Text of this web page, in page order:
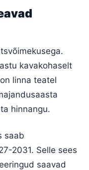
kavakohaselt
linna teatel
hinnangu.
saab
2031. Selle sees
saavad